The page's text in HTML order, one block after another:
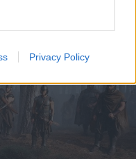
Privacy Policy